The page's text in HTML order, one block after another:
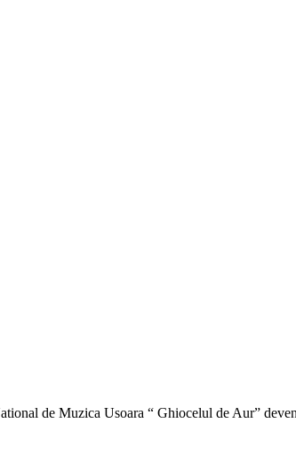
de Muzica Usoara “ Ghiocelul de Aur”